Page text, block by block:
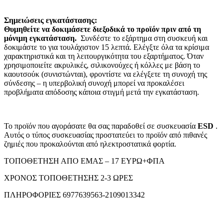
Σημειώσεις εγκατάστασης:
Θυμηθείτε να δοκιμάσετε διεξοδικά το προϊόν πριν από τη
μόνιμη εγκατάσταση. Συνδέστε το εξάρτημα στη συσκευή και
δοκιμάστε το για τουλάχιστον 15 λεπτά. Ελέγξτε όλα τα κρίσιμα
χαρακτηριστικά και τη λειτουργικότητα του εξαρτήματος. Όταν
χρησιμοποιείτε ακρυλικές, σιλικονούχες ή κόλλες με βάση το
καουτσούκ (συνιστώνται), φροντίστε να ελέγξετε τη συνοχή της
σύνδεσης – η υπερβολική συνοχή μπορεί να προκαλέσει
προβλήματα απόδοσης κάποια στιγμή μετά την εγκατάσταση.
Το προϊόν που αγοράσατε θα σας παραδοθεί σε συσκευασία ESD .
Αυτός ο τύπος συσκευασίας προστατεύει το προϊόν από πιθανές
ζημιές που προκαλούνται από ηλεκτροστατικά φορτία.
ΤΟΠΟΘΕΤΗΣΗ ΑΠΟ ΕΜΑΣ – 17 ΕΥΡΩ+ΦΠΑ
ΧΡΟΝΟΣ ΤΟΠΟΘΕΤΗΣΗΣ 2-3 ΩΡΕΣ
ΠΛΗΡΟΦΟΡΙΕΣ 6977639563-2109013342